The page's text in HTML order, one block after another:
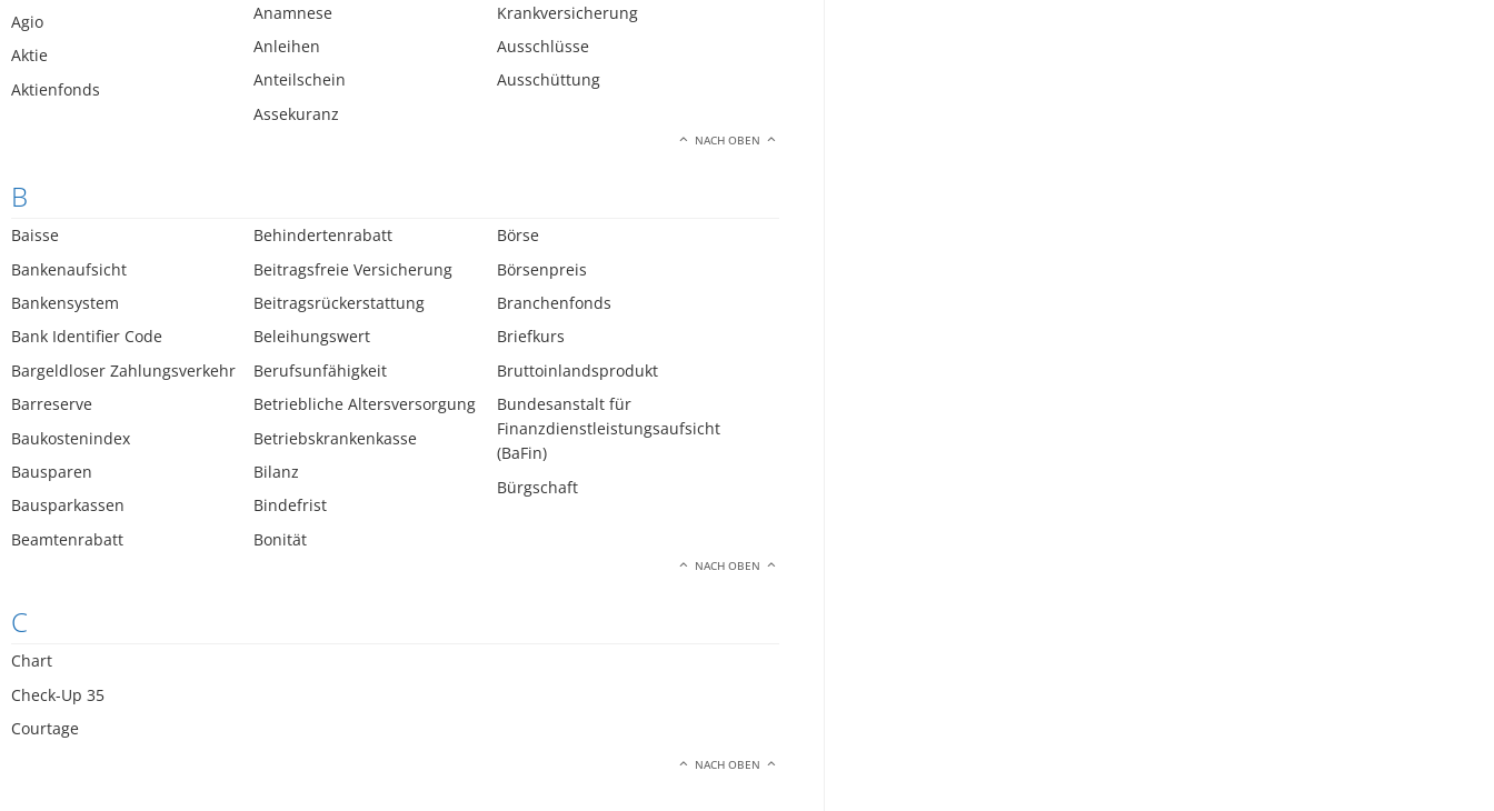
Agio
Aktie
Aktienfonds
Anamnese
Anleihen
Anteilschein
Assekuranz
Krankversicherung
Ausschlüsse
Ausschüttung
NACH OBEN
B
Baisse
Bankenaufsicht
Bankensystem
Bank Identifier Code
Bargeldloser Zahlungsverkehr
Barreserve
Baukostenindex
Bausparen
Bausparkassen
Beamtenrabatt
Behindertenrabatt
Beitragsfreie Versicherung
Beitragsrückerstattung
Beleihungswert
Berufsunfähigkeit
Betriebliche Altersversorgung
Betriebskrankenkasse
Bilanz
Bindefrist
Bonität
Börse
Börsenpreis
Branchenfonds
Briefkurs
Bruttoinlandsprodukt
Bundesanstalt für
Finanzdienstleistungsaufsicht
(BaFin)
Bürgschaft
NACH OBEN
C
Chart
Check-Up 35
Courtage
NACH OBEN